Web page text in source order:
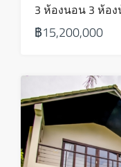
฿15,200,000